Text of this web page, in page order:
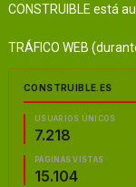
CONSTRUIBLE está
TRÁFICO WEB